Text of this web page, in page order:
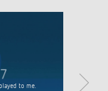
to me.